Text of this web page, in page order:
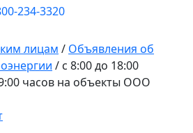
234-3320
лицам / Объявления об
/ с 8:00 до 18:00
часов на объекты ООО